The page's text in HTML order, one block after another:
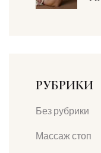
РУБРИКИ
Без рубрики
Массаж стоп